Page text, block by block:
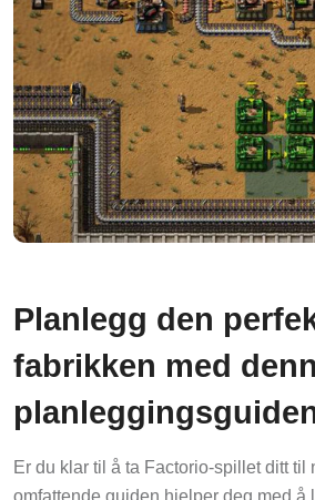
Planlegg den
fabrikken med
Er du klar til å ta Factorio-spillet ditt til
omfattende guiden hjelper deg med å